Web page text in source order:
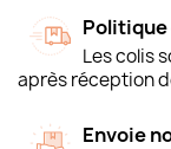
Les colis
après réception
Envoie